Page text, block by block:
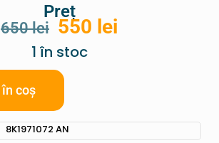
Preț
650lei 550 lei
1 în stoc
coș
8K1971072 AN